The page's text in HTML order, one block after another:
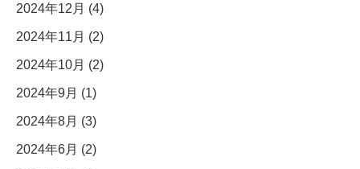
2024年12月 (4)
2024年11月 (2)
2024年10月 (2)
2024年9月 (1)
2024年8月 (3)
2024年6月 (2)